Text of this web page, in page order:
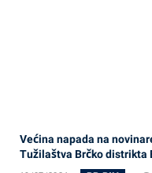
Većina napada na
Tužilaštva Brčko distrikta